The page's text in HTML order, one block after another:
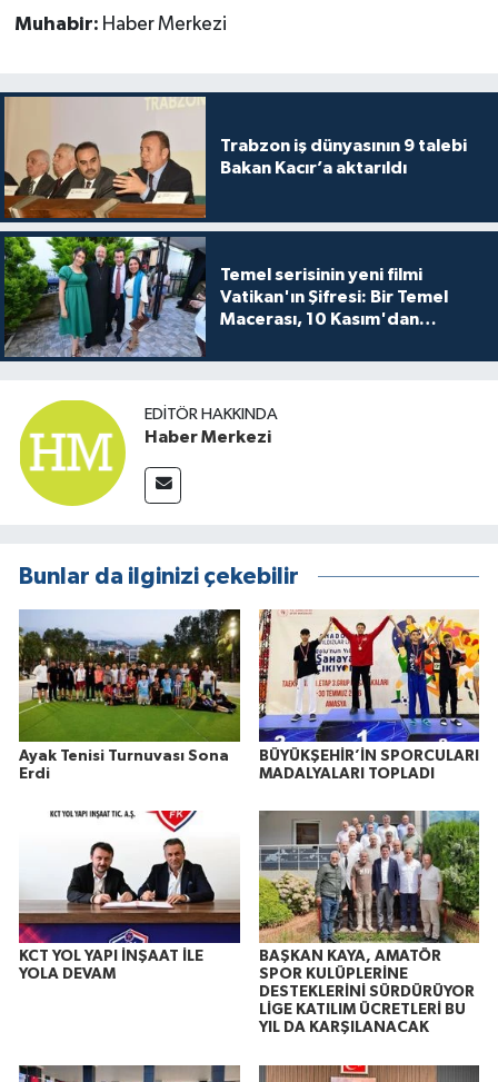
Muhabir: Haber Merkezi
Trabzon iş dünyasının 9 talebi
Bakan Kacır’a aktarıldı
Temel serisinin yeni filmi
Vatikan'ın Şifresi: Bir Temel
Macerası, 10 Kasım'dan
buluşuyo
EDITÖR HAKKINDA
Haber Merkezi
Bunlar da ilginizi çekebilir
Ayak Tenisi Turnuvası Sona
Erdi
BÜYÜKŞEHİR’İN SPORCULARI
MADALYALARI TOPLADI
KCT YOL YAPI İNŞAAT İLE
YOLA DEVAM
BAŞKAN KAYA, AMATÖR
SPOR KULÜPLERİNE
DESTEKLERİNİ SÜRDÜRÜYOR
LİGE KATILIM ÜCRETLERİ BU
YIL DA KARŞILANACAK